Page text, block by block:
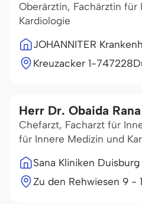
Oberärztin, Fachärztin für
Kardiologie
JOHANNITER
Kreuzacker 1-747228
Herr Dr. Obaida Rana
Chefarzt, Facharzt für
für Innere Medizin und
Sana Kliniken Duisburg
Zu den Rehwiesen 9 -